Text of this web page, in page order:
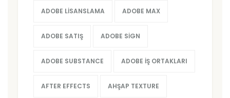
ADOBE LISANSLAMA ADOBE MAX
ADOBE SATIŞ ADOBE SIGN
ADOBE SUBSTANCE ADOBE İŞ ORTAKLARI
AFTER EFFECTS AHŞAP TEXTURE